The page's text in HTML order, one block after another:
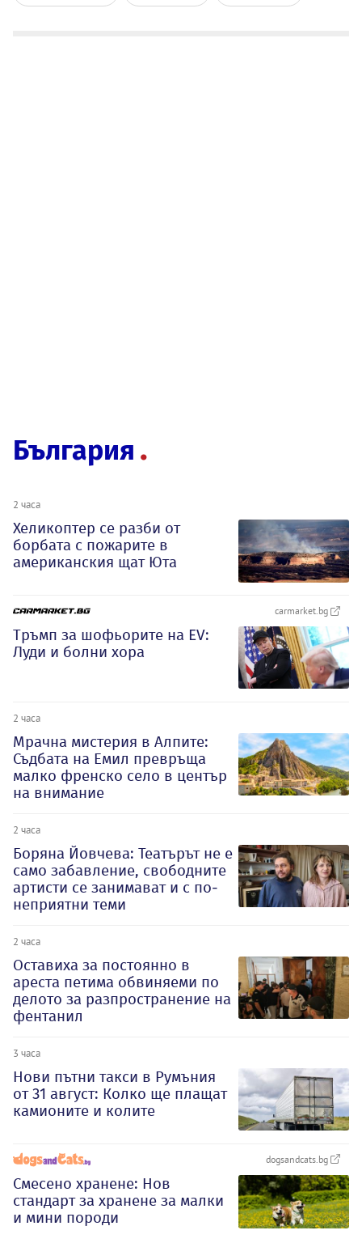
България
2 часа
Хеликоптер се разби от
борбата с пожарите в
американския щат Юта
carmarket.bg
Тръмп за шофьорите на EV:
Луди и болни хора
2 часа
Мрачна мистерия в Алпите:
Съдбата на Емил превръща
малко френско село в център
на внимание
2 часа
Боряна Йовчева: Театърът не е
само забавление, свободните
артисти се занимават и с по-
неприятни теми
2 часа
Оставиха за постоянно в
ареста петима обвиняеми по
делото за разпространение на
фентанил
3 часа
Нови пътни такси в Румъния
от 31 август: Колко ще плащат
камионите и колите
dogsandcats.bg
Смесено хранене: Нов
стандарт за хранене за малки
и мини породи